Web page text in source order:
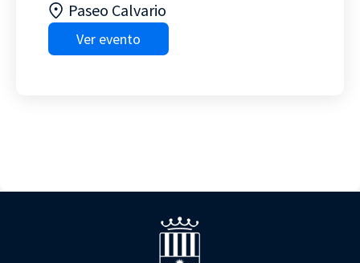
Paseo Calvario
Ver evento